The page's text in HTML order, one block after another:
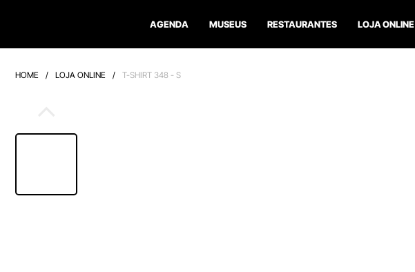
AGENDA MUSEUS RESTAURANTES LOJA ONLINE
HOME / LOJA ONLINE / T-SHIRT 348 - S